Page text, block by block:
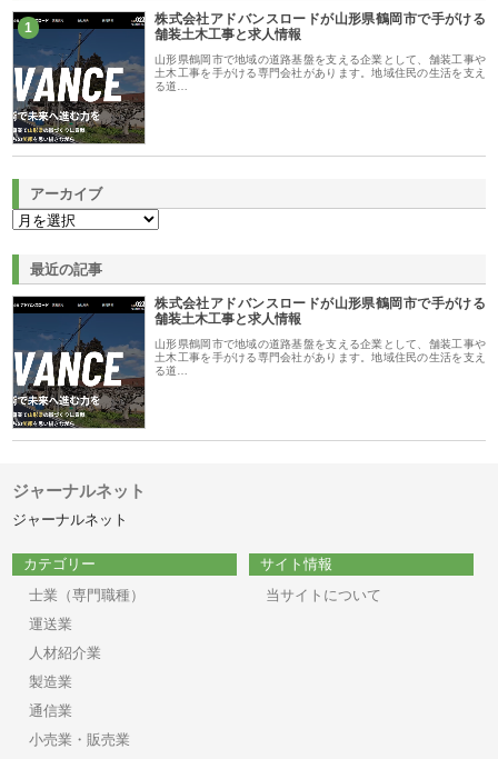
1
株式会社アドバンスロードが山形県鶴岡市で手がける
舗装土木工事と求人情報
山形県鶴岡市で地域の道路基盤を支える企業として、舗装工事や
土木工事を手がける専門会社があります。地域住民の生活を支え
る道…
アーカイブ
最近の記事
株式会社アドバンスロードが山形県鶴岡市で手がける
舗装土木工事と求人情報
山形県鶴岡市で地域の道路基盤を支える企業として、舗装工事や
土木工事を手がける専門会社があります。地域住民の生活を支え
る道…
ジャーナルネット
ジャーナルネット
カテゴリー
士業（専門職種）
運送業
人材紹介業
製造業
通信業
小売業・販売業
サイト情報
当サイトについて